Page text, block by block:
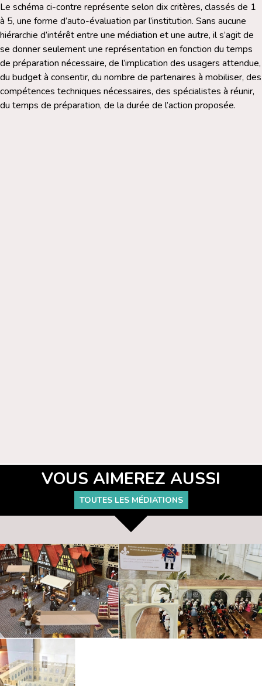
Le schéma ci-contre représente selon dix critères, classés de 1
à 5, une forme d’auto-évaluation par l’institution. Sans aucune
hiérarchie d’intérêt entre une médiation et une autre, il s’agit de
se donner seulement une représentation en fonction du temps
de préparation nécessaire, de l’implication des usagers attendue,
du budget à consentir, du nombre de partenaires à mobiliser, des
compétences techniques nécessaires, des spécialistes à réunir,
du temps de préparation, de la durée de l’action proposée.
VOUS AIMEREZ AUSSI
TOUTES LES MÉDIATIONS